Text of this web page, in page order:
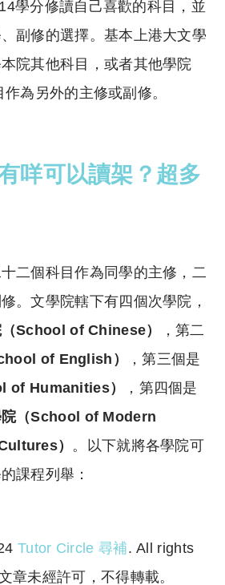
學分修讀自己喜歡的科目，並
副修的選擇。基本上港大文學
院其他科目，或者其他學院
作為另外的主修或副修。
咩可以讀架？超多
二個科目作為同學的主修，二
。文學院轄下有四個次學院，
School of Chinese）
，第二
of English）
，第三個是
of Humanities）
，第四個是
院（School of Modern
） 。以下就將各學院可
課程列舉：
Tutor Circle 尋補. All rights
章未經許可，不得轉載。